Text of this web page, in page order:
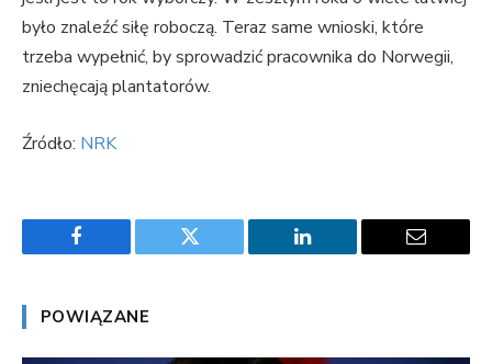
było znaleźć siłę roboczą. Teraz same wnioski, które
trzeba wypełnić, by sprowadzić pracownika do Norwegii,
zniechęcają plantatorów.
Źródło: NRK
Facebook Twitter LinkedIn Email
POWIĄZANE